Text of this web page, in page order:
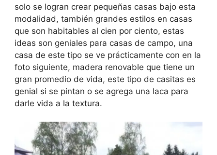
solo se logran crear pequeñas casas bajo esta
modalidad, también grandes estilos en casas
que son habitables al cien por ciento, estas
ideas son geniales para casas de campo, una
casa de este tipo se ve prácticamente con en la
foto siguiente, madera renovable que tiene un
gran promedio de vida, este tipo de casitas es
genial si se pintan o se agrega una laca para
darle vida a la textura.